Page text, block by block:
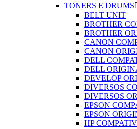
TONERS E DRUMS
BELT UNIT
BROTHER
BROTHER
CANON
CANON
DELL
DELL
DEVELOP
DIVERSOS
DIVERSOS
EPSON
EPSON
HP